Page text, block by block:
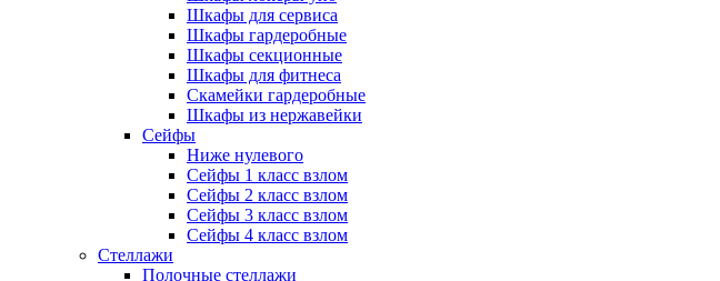
Шкафы для сервиса
Шкафы гардеробные
Шкафы секционные
Шкафы для фитнеса
Скамейки гардеробные
Шкафы из нержавейки
Сейфы
Ниже нулевого
Сейфы 1 класс взлом
Сейфы 2 класс взлом
Сейфы 3 класс взлом
Сейфы 4 класс взлом
Стеллажи
Полочные стеллажи